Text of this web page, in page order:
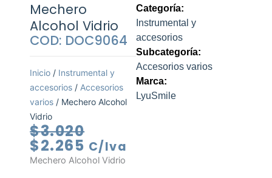
Mechero
Alcohol Vidrio
COD: DOC9064
Inicio / Instrumental y
accesorios / Accesorios
varios / Mechero Alcohol
Vidrio
$3.020El
precio
original
$2.265
El
precio
actual
C/Iva
Mechero Alcohol Vidrio
Categoría:
Instrumental y
accesorios
Subcategoría:
Accesorios varios
Marca:
LyuSmile